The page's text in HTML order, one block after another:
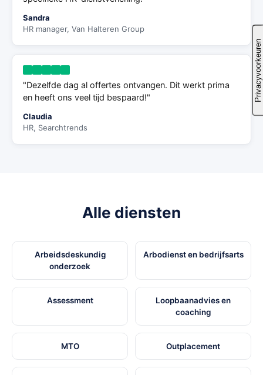
Sandra
HR manager, Van Halteren Group
"Dezelfde dag al offertes ontvangen. Dit werkt prima
en heeft ons veel tijd bespaard!"
Claudia
HR, Searchtrends
Alle diensten
Arbeidsdeskundig
onderzoek
Arbodienst en bedrijfsarts
Assessment
Loopbaanadvies en
coaching
MTO Outplacement